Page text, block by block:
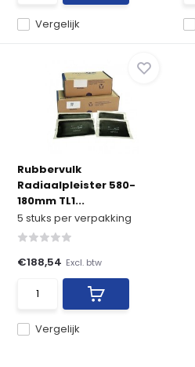
Vergelijk
Rubbervulk
Radiaalpleister 580-
180mm TL1...
5 stuks per verpakking
Vergelijk
€188,54 Excl. btw